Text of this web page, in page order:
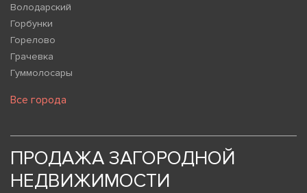
Володарский
Горбунки
Горелово
Грачевка
Гуммолосары
Все города
ПРОДАЖА ЗАГОРОДНОЙ
НЕДВИЖИМОСТИ